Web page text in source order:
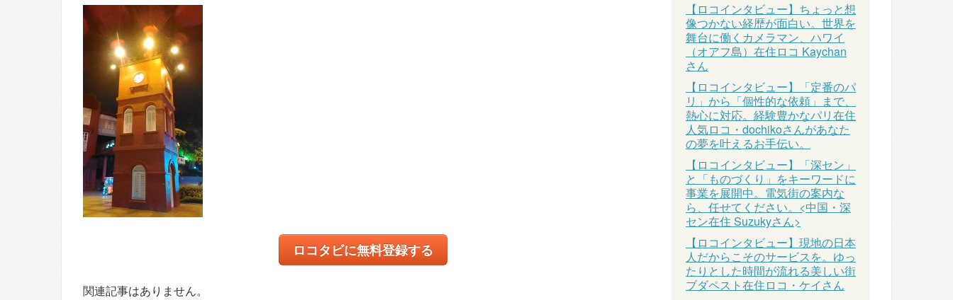
ロコタビに無料登録する
関連記事はありません。
【ロコインタビュー】ちょっと想
像つかない経歴が面白い。世界を
舞台に働くカメラマン、ハワイ
（オアフ島）在住ロコ Kaychan
さん
【ロコインタビュー】「定番のパ
リ」から「個性的な依頼」まで、
熱心に対応。経験豊かなパリ在住
人気ロコ・dochikoさんがあなた
の夢を叶えるお手伝い。
【ロコインタビュー】「深セン」
と「ものづくり」をキーワードに
事業を展開中。電気街の案内な
ら、任せてください。<中国・深
セン在住 Suzukyさん>
【ロコインタビュー】現地の日本
人だからこそのサービスを。ゆっ
たりとした時間が流れる美しい街
ブダペスト在住ロコ・ケイさん